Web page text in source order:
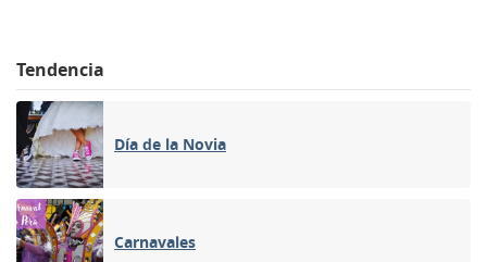
Tendencia
Día de la Novia
Carnavales